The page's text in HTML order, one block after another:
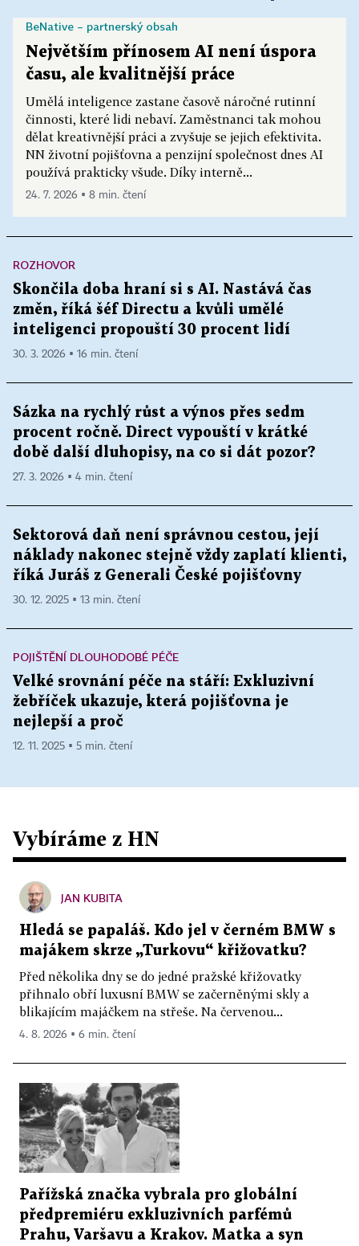
Největším přínosem AI není úspora
času, ale kvalitnější práce
Umělá inteligence zastane časově náročné rutinní
činnosti, které lidi nebaví. Zaměstnanci tak mohou
dělat kreativnější práci a zvyšuje se jejich efektivita.
NN životní pojišťovna a penzijní společnost dnes AI
používá prakticky všude. Díky interně...
BeNative – partnerský obsah
24. 7. 2026 ▪ 8 min. čtení
ROZHOVOR
Skončila doba hraní si s AI. Nastává čas
změn, říká šéf Directu a kvůli umělé
inteligenci propouští 30 procent lidí
30. 3. 2026 ▪ 16 min. čtení
Sázka na rychlý růst a výnos přes sedm
procent ročně. Direct vypouští v krátké
době další dluhopisy, na co si dát pozor?
27. 3. 2026 ▪ 4 min. čtení
Sektorová daň není správnou cestou, její
náklady nakonec stejně vždy zaplatí klienti,
říká Juráš z Generali České pojišťovny
30. 12. 2025 ▪ 13 min. čtení
POJIŠTĚNÍ DLOUHODOBÉ PÉČE
Velké srovnání péče na stáří: Exkluzivní
žebříček ukazuje, která pojišťovna je
nejlepší a proč
12. 11. 2025 ▪ 5 min. čtení
Vybíráme z HN
JAN KUBITA
Hledá se papaláš. Kdo jel v černém BMW s
majákem skrze „Turkovu“ křižovatku?
Před několika dny se do jedné pražské křižovatky
přihnalo obří luxusní BMW se začerněnými skly a
blikajícím majáčkem na střeše. Na červenou...
4. 8. 2026 ▪ 6 min. čtení
Pařížská značka vybrala pro globální
předpremiéru exkluzivních parfémů
Prahu, Varšavu a Krakov. Matka a syn